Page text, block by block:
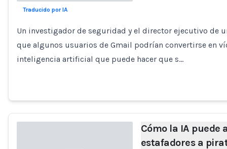
Traducido por IA
Un investigador de seguridad y el director ejecutivo de
que algunos usuarios de Gmail podrían convertirse en
inteligencia artificial que puede hacer que s…
Cómo la IA puede
estafadores a